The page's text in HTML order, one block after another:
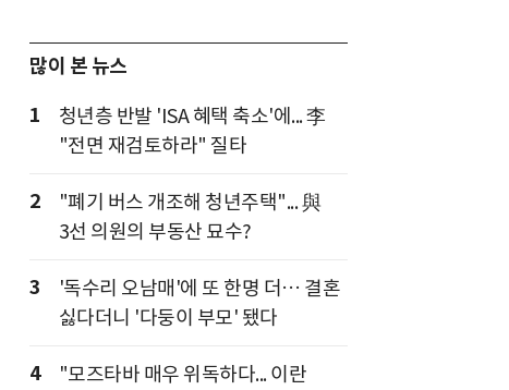
많이 본 뉴스
1
청년층 반발 'ISA 혜택 축소'에... 李
"전면 재검토하라" 질타
2
"폐기 버스 개조해 청년주택"... 與
3선 의원의 부동산 묘수?
3
'독수리 오남매'에 또 한명 더… 결혼
싫다더니 '다둥이 부모' 됐다
4
"모즈타바 매우 위독하다... 이란